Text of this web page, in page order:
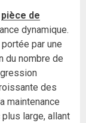
pièce de
dynamique.
par une
du nombre de
des
maintenance
plus large, allant